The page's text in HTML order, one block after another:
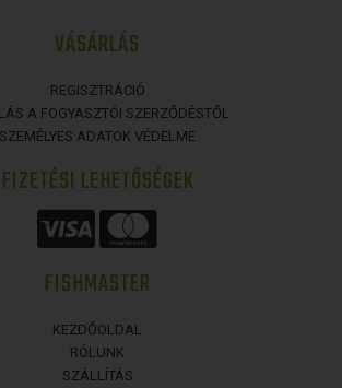
VÁSÁRLÁS
REGISZTRÁCIÓ
A FOGYASZTÓI SZERZŐDÉSTŐL
SZEMÉLYES ADATOK VÉDELME
FIZETÉSI LEHETŐSÉGEK
FISHMASTER
KEZDŐOLDAL
RÓLUNK
SZÁLLÍTÁS